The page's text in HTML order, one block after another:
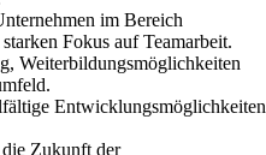
im Bereich
Fokus auf Teamarbeit.
Weiterbildungsmöglichkeiten
Entwicklungsmöglichkeiten
die Zukunft der